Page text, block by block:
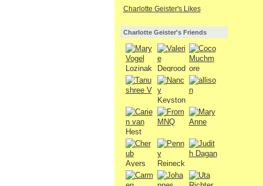
Charlotte Geister's Likes
Charlotte Geister's Friends